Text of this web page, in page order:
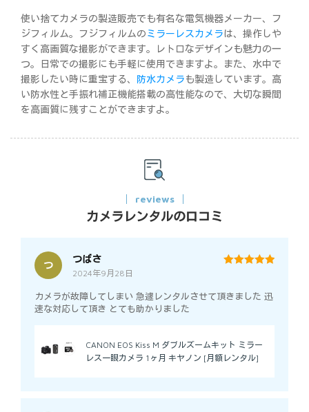
使い捨てカメラの製造販売でも有名な電気機器メーカー、フ
ジフィルム。フジフィルムのミラーレスカメラは、操作しや
すく高画質な撮影ができます。レトロなデザインも魅力の一
つ。日常での撮影にも手軽に使用できますよ。また、水中で
撮影したい時に重宝する、 防水カメラも製造しています。高
い防水性と手振れ補正機能搭載の高性能なので、大切な瞬間
を高画質に残すことができますよ。
reviews
カメラレンタルの口コミ
つ
つばさ
2024年9月28日
カメラが故障してしまい 急遽レンタルさせて頂きました 迅
速な対応して頂き とても助かりました
CANON EOS Kiss M ダブルズームキット ミラー
レス一眼カメラ 1ヶ月 キヤノン [月額レンタル]